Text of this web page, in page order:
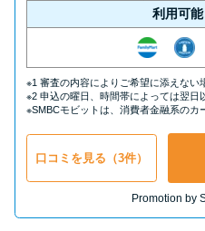
利用可
※1 審査の内容によりご希望に添えない
※2 申込の曜日、時間帯によっては翌日
※SMBCモビットは、消費者金融系のカ
口コミを見る（3件）
Promotion by